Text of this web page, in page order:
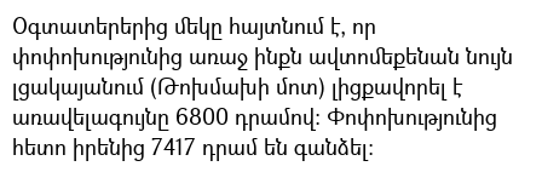
Օգտատերերից մեկը հայտնում է, որ
փոփոխությունից առաջ ինքն ավտոմեքենան նույն
լցակայանում (Թոխմախի մոտ) լիցքավորել է
առավելագույնը 6800 դրամով։ Փոփոխությունից
հետո իրենից 7417 դրամ են գանձել։